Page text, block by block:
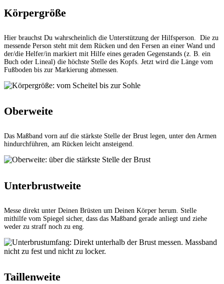
Körpergröße
Hier brauchst Du wahrscheinlich die Unterstützung der Hilfsperson. Die zu
messende Person steht mit dem Rücken und den Fersen an einer Wand und
der/die Helfer/in markiert mit Hilfe eines geraden Gegenstands (z. B. ein
Buch oder Lineal) die höchste Stelle des Kopfs. Jetzt wird die Länge vom
Fußboden bis zur Markierung abmessen.
Oberweite
Das Maßband vorn auf die stärkste Stelle der Brust legen, unter den Armen
hindurchführen, am Rücken leicht ansteigend.
Unterbrustweite
Messe direkt unter Deinen Brüsten um Deinen Körper herum. Stelle
mithilfe vom Spiegel sicher, dass das Maßband gerade anliegt und ziehe
weder zu straff noch zu eng.
Taillenweite